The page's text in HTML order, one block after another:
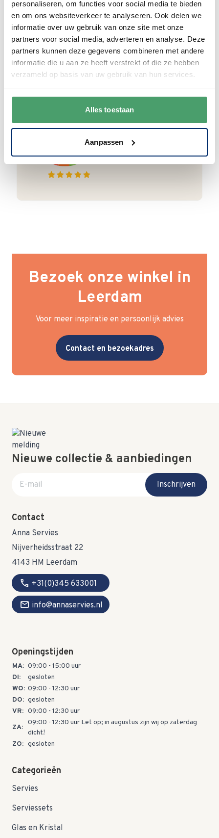
personaliseren, om functies voor social media te bieden
en om ons websiteverkeer te analyseren. Ook delen we
informatie over uw gebruik van onze site met onze
partners voor social media, adverteren en analyse. Deze
partners kunnen deze gegevens combineren met andere
informatie die u aan ze heeft verstrekt of die ze hebben
verzameld op basis van uw gebruik van hun services.
Alles toestaan
Aanpassen
ook nog eens helemaalgratis verzonden.
Goede waardering
We krijgen een goede waardering van Onze
klanten. 9+ gemiddeld.
Bezoek onze winkel in
Leerdam
Voor meer inspiratie en persoonlijk advies
Contact en bezoekadres
Nieuwe collectie & aanbiedingen
E-mail adres
Inschrijven
Contact
Anna Servies
Nijverheidsstraat 22
4143 HM Leerdam
call +31(0)345 633001
mail info@annaservies.nl
Openingstijden
MA: 09:00 - 15:00 uur
DI:
gesloten
WO: 09:00 - 12:30 uur
DO: gesloten
VR: 09:00 - 12:30 uur
ZA:
09:00 - 12:30 uur Let op; in augustus zijn wij op zaterdag
dicht!
ZO: gesloten
Categorieën
Servies
Serviessets
Glas en Kristal